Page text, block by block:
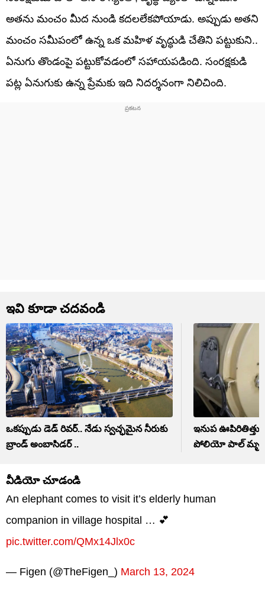
అతను మంచం మీద నుండి కదలలేకపోయాడు. అప్పుడు అతని
మంచం సమీపంలో ఉన్న ఒక మహిళ వృద్ధుడి చేతిని పట్టుకుని..
ఏనుగు తొండంపై పట్టుకోవడంలో సహాయపడింది. సంరక్షకుడి
పట్ల ఏనుగుకు ఉన్న ప్రేమకు ఇది నిదర్శనంగా నిలిచింది.
ఇవి కూడా చదవండి
ఒకప్పుడు డెడ్ రివర్.. నేడు స్వచ్ఛమైన నీరుకు
బ్రాండ్ అంబాసిడర్ ..
ఇనుప
పోలియో పాల్
వీడియో చూడండి
An elephant comes to visit it’s elderly human
companion in village hospital … 💕
pic.twitter.com/QMx14Jlx0c
— Figen (@TheFigen_) March 13, 2024